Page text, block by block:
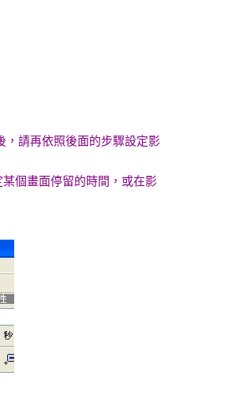
請再依照後面的步驟設定影
個畫面停留的時間，或在影